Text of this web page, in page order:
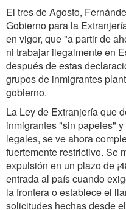
El tres de Agosto,
Gobierno para la
en vigor, que "a partir de
ni trabajar ilegalmente en
después de estas
grupos de inmigrantes
gobierno.
La Ley de Extranjería que
inmigrantes "sin papeles"
legales, se ve ahora
fuertemente restrictivo. Se
expulsión en un plazo de
entrada al país cuando
la frontera o establece el
solicitudes hechas desde